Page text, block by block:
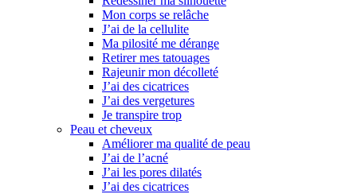
Mon corps se relâche
J’ai de la cellulite
Ma pilosité me dérange
Retirer mes tatouages
Rajeunir mon décolleté
J’ai des cicatrices
J’ai des vergetures
Je transpire trop
Peau et cheveux
Améliorer ma qualité de peau
J’ai de l’acné
J’ai les pores dilatés
J’ai des cicatrices